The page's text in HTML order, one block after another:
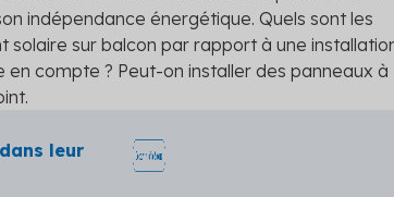
indépendance énergétique. Quels sont les
solaire sur balcon par rapport à une
compte ? Peut-on installer des panneaux à
leur